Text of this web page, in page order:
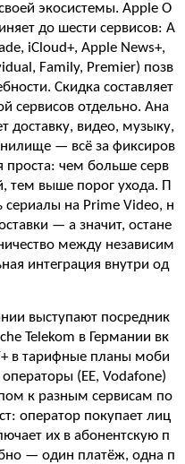
экосистемы. Apple O
до шести сервисов: A
iCloud+, Apple News+,
Family, Premier) позв
Скидка составляет
сервисов отдельно. Ана
доставку, видео, музыку,
— всё за фиксиров
проста: чем больше серв
тем выше порог ухода. П
сериалы на Prime Video, н
— а значит, остане
между независим
интеграция внутри од
выступают посредник
Telekom в Германии вк
в тарифные планы моби
(EE, Vodafone)
к разным сервисам по
оператор покупает лиц
их в абонентскую п
— один платёж, одна п